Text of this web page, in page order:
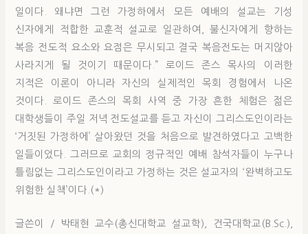
일이다. 왜냐면 그런 가정하에서 모든 예배의 설교는 기성
신자에게 적합한 교훈적 설교로 일관하여, 불신자에게 향하는
복음 전도적 요소와 요점은 무시되고 결국 복음전도는 머지않아
사라지게 될 것이기 때문이다.” 로이드 존스 목사의 이러한
지적은 이론이 아니라 자신의 실제적인 목회 경험에서 나온
것이다. 로이드 존스의 목회 사역 중 가장 흔한 체험은 젊은
대학생들이 주일 저녁 전도설교를 듣고 자신이 그리스도인이라는
‘거짓된 가정하에’ 살아왔던 것을 처음으로 발견하였다고 고백한
일들이었다. 그러므로 교회의 정규적인 예배 참석자들이 누구나
틀림없는 그리스도인이라고 가정하는 것은 설교자의 ‘완벽하고도
위험한 실책’이다.(*)
글쓴이 / 박태현 교수(총신대학교 설교학), 건국대학교(B.Sc.),